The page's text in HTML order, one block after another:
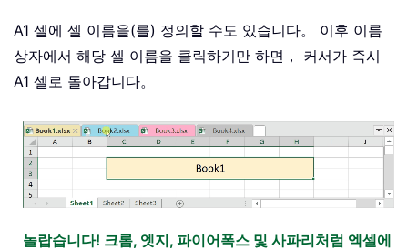
A1 셀에 셀 이름을(를) 정의할 수도 있습니다。 이후 이름
상자에서 해당 셀 이름을 클릭하기만 하면， 커서가 즉시
A1 셀로 돌아갑니다。
놀랍습니다! 크롬, 엣지, 파이어폭스 및 사파리처럼 엑셀에